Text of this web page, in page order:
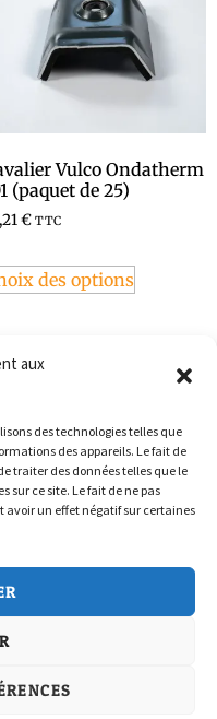
aux
des technologies telles que
des appareils. Le fait de
traiter des données telles que le
sur ce site. Le fait de ne pas
avoir un effet négatif sur certaines
Vulco Ondatherm
(paquet de 25)
€ TTC
des options
de Vente
(UE)